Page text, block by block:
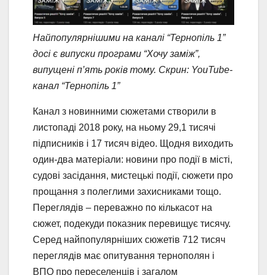
Найпопулярнішими на каналі “Тернопіль 1”
досі є випуски програми “Хочу заміж”,
випущені п’ять років тому. Скрин: YouTube-
канал “Тернопіль 1”
Канал з новинними сюжетами створили в
листопаді 2018 року, на ньому 29,1 тисячі
підписників і 17 тисяч відео. Щодня виходить
один-два матеріали: новини про події в місті,
судові засідання, мистецькі події, сюжети про
прощання з полеглими захисниками тощо.
Переглядів – переважно по кількасот на
сюжет, подекуди показник перевищує тисячу.
Серед найпопулярніших сюжетів 712 тисяч
переглядів має опитування тернополян і
ВПО про переселенців і загалом